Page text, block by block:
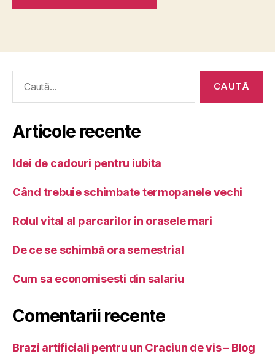
după:
Articole recente
Idei de cadouri pentru iubita
Când trebuie schimbate termopanele vechi
Rolul vital al parcarilor in orasele mari
De ce se schimbă ora semestrial
Cum sa economisesti din salariu
Comentarii recente
Brazi artificiali pentru un Craciun de vis – Blog